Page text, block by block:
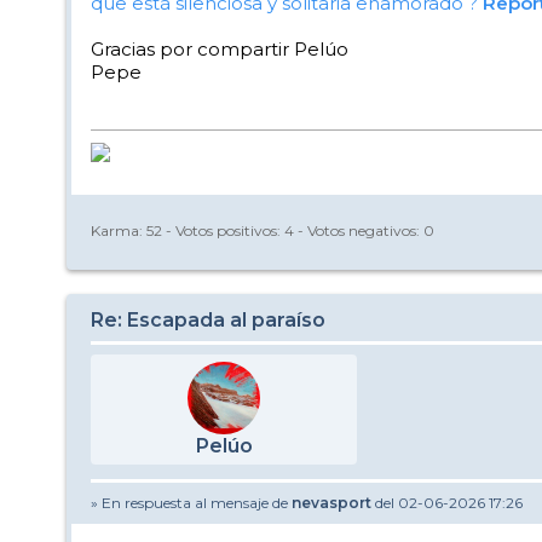
Gracias por compartir Pelúo
Pepe
Karma: 52 - Votos positivos: 4 - Votos negativos: 0
Re: Escapada al paraíso
Pelúo
» En respuesta al mensaje de nevasport del 02-06-2026 17:26